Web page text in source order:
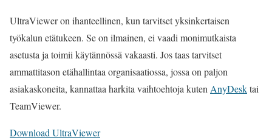
UltraViewer on ihanteellinen, kun tarvitset yksinkertaisen
työkalun etätukeen. Se on ilmainen, ei vaadi monimutkaista
asetusta ja toimii käytännössä vakaasti. Jos taas tarvitset
ammattitason etähallintaa organisaatiossa, jossa on paljon
asiakaskoneita, kannattaa harkita vaihtoehtoja kuten AnyDesktai
TeamViewer.
Download UltraViewer